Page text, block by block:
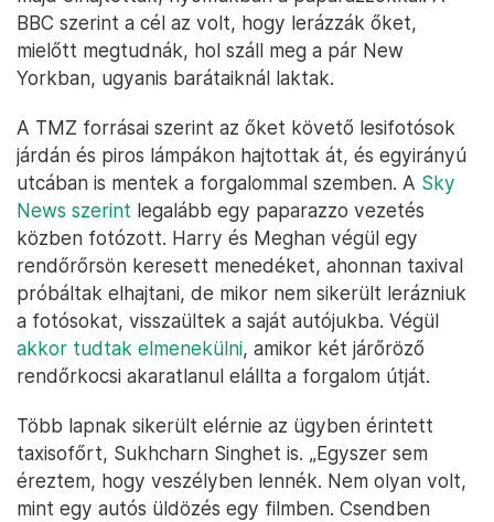
BBC szerint a cél az volt, hogy lerázzák őket,
mielőtt megtudnák, hol száll meg a pár New
Yorkban, ugyanis barátaiknál laktak.
A TMZ forrásai szerint az őket követő lesifotósok
járdán és piros lámpákon hajtottak át, és egyirányú
utcában is mentek a forgalommal szemben. A Sky
News szerint legalább egy paparazzo vezetés
közben fotózott. Harry és Meghan végül egy
rendőrőrsön keresett menedéket, ahonnan taxival
próbáltak elhajtani, de mikor nem sikerült lerázniuk
a fotósokat, visszaültek a saját autójukba. Végül
akkor tudtak elmenekülni, amikor két járőröző
rendőrkocsi akaratlanul elállta a forgalom útját.
Több lapnak sikerült elérnie az ügyben érintett
taxisofőrt, Sukhcharn Singhet is. „Egyszer sem
éreztem, hogy veszélyben lennék. Nem olyan volt,
mint egy autós üldözés egy filmben. Csendben